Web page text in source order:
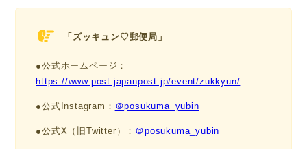
「ズッキュン♡郵便局」
●公式ホームページ：
https://www.post.japanpost.jp/event/zukkyun/
●公式Instagram： ＠posukuma_yubin
●公式X（旧Twitter）： ＠posukuma_yubin